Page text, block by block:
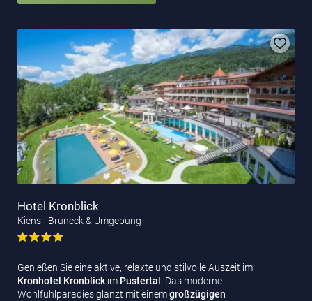
Hotel Kronblick
Kiens - Bruneck & Umgebung
Genießen Sie eine aktive, relaxte und stilvolle Auszeit im
Kronhotel Kronblickim Pustertal . Das moderne
Wohlfühlparadies glänzt mit einemgroßzügigen